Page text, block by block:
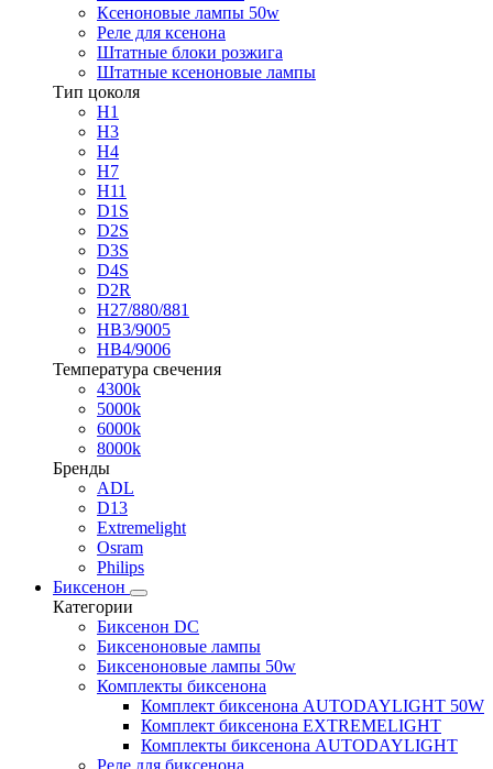
Ксеноновые лампы 50w
Реле для ксенона
Штатные блоки розжига
Штатные ксеноновые лампы
Тип цоколя
H1
H3
H4
H7
H11
D1S
D2S
D3S
D4S
D2R
H27/880/881
HB3/9005
HB4/9006
Температура свечения
4300k
5000k
6000k
8000k
Бренды
ADL
D13
Extremelight
Osram
Philips
Биксенон
Категории
Биксенон DC
Биксеноновые лампы
Биксеноновые лампы 50w
Комплекты биксенона
Комплект биксенона AUTODAYLIGHT 50W
Комплект биксенона EXTREMELIGHT
Комплекты биксенона AUTODAYLIGHT
Реле для биксенона